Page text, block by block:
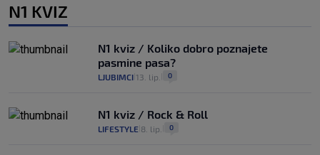
N1 KVIZ
N1 kviz / Koliko dobro poznajete
pasmine pasa?
LJUBIMCI 13. lip. 0
N1 kviz / Rock & Roll
LIFESTYLE 8. lip. 0